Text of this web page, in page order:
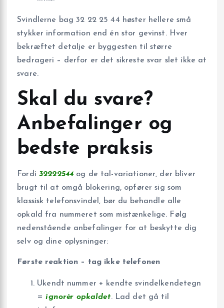
Svindlerne bag 32 22 25 44 høster hellere små
stykker information end én stor gevinst. Hver
bekræftet detalje er byggesten til større
bedrageri – derfor er det sikreste svar slet ikke at
svare.
Skal du svare?
Anbefalinger og
bedste praksis
Fordi 32222544 og de tal-variationer, der bliver
brugt til at omgå blokering, opfører sig som
klassisk telefonsvindel, bør du behandle alle
opkald fra nummeret som mistænkelige. Følg
nedenstående anbefalinger for at beskytte dig
selv og dine oplysninger:
Første reaktion – tag ikke telefonen
Ukendt nummer + kendte svindelkendetegn
=ignorér opkaldet. Lad det gå til